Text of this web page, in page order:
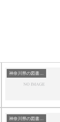
神奈川県の図書館｜勉強できる場所
神奈川県の図書館｜勉強できる場所